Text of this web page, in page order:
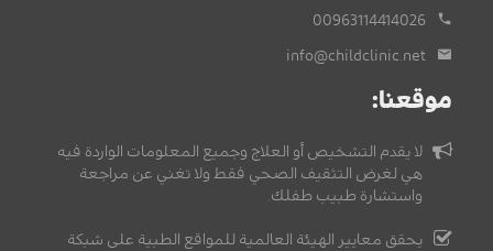
00963114414026
info@childclinic.net
موقعنا:
لا يقدم التشخيص أو العلاج وجميع المعلومات الواردة فيه
هي لغرض التثقيف الصحي فقط ولا تغني عن مراجعة
واستشارة طبيب طفلك.
يحقق معايير الهيئة العالمية للمواقع الطبية على شبكة